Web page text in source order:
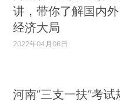
讲，带你了解国内外
经济大局
2022年04月06日
河南“三支一扶”考